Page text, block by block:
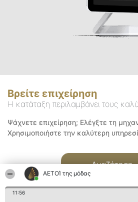
ΑΕΤΟΊ της μόδας
11:56
Βρείτε επιχείρηση
Η κατάταξη περιλαμβάνει τους
Ψάχνετε επιχείρηση; Ελέγξτε τη
Χρησιμοποιήστε την καλύτερη
Αναζήτηση